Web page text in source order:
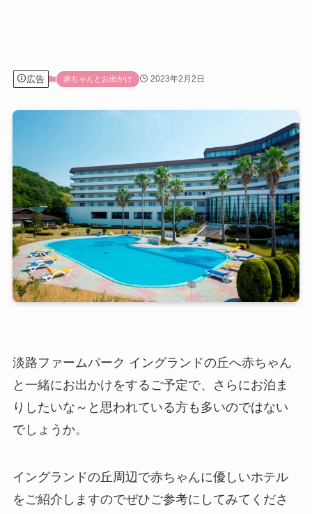
広告 赤ちゃんとお出かけ 2023年2月2日
淡路ファームパーク イングランドの丘へ赤ちゃん
と一緒にお出かけをするご予定で、さらにお泊ま
りしたいな～と思われている方も多いのではない
でしょうか。
イングランドの丘周辺で赤ちゃんに優しいホテル
をご紹介しますのでぜひご参考にしてみてくださ